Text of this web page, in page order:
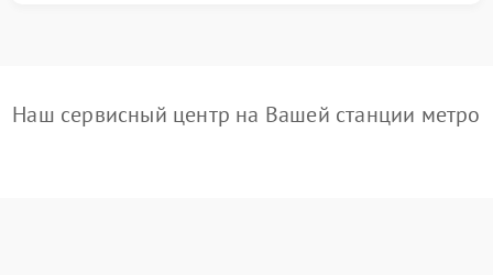
Наш сервисный центр на Вашей станции метро